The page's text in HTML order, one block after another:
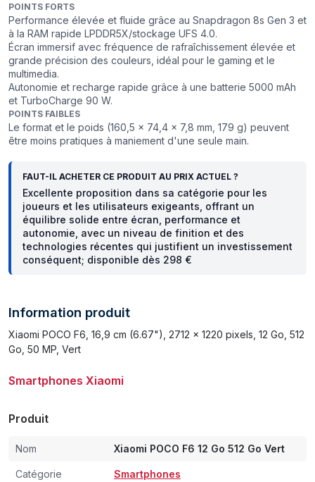
POINTS FORTS
Performance élevée et fluide grâce au Snapdragon 8s Gen 3 et
à la RAM rapide LPDDR5X/stockage UFS 4.0.
Écran immersif avec fréquence de rafraîchissement élevée et
grande précision des couleurs, idéal pour le gaming et le
multimedia.
Autonomie et recharge rapide grâce à une batterie 5000 mAh
et TurboCharge 90 W.
POINTS FAIBLES
Le format et le poids (160,5 x 74,4 x 7,8 mm, 179 g) peuvent
être moins pratiques à maniement d'une seule main.
FAUT-IL ACHETER CE PRODUIT AU PRIX ACTUEL ?
Excellente proposition dans sa catégorie pour les
joueurs et les utilisateurs exigeants, offrant un
équilibre solide entre écran, performance et
autonomie, avec un niveau de finition et des
technologies récentes qui justifient un investissement
conséquent; disponible dès 298 €
Information produit
Xiaomi POCO F6, 16,9 cm (6.67"), 2712 x 1220 pixels, 12 Go, 512
Go, 50 MP, Vert
Smartphones Xiaomi
Produit
Nom Xiaomi POCO F6 12 Go 512 Go Vert
Catégorie Smartphones